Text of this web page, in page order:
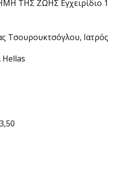
ΤΗΣ ΖΩΗΣ Εγχειρίδιο 1
Τσουρουκτσόγλου, Ιατρός
Hellas